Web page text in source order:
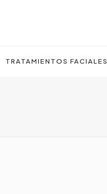
TRATAMIENTOS FACIALES